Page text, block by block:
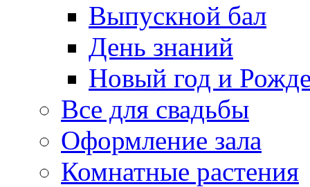
Выпускной бал
День знаний
Новый год и
Все для свадьбы
Оформление зала
Комнатные растения